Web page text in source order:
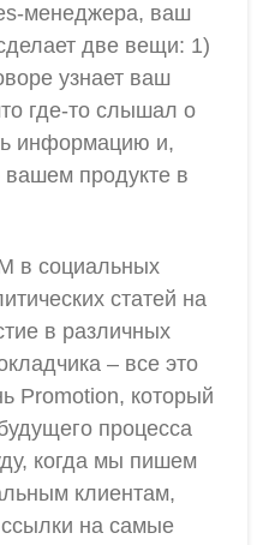
менеджера, ваш
две вещи: 1)
узнает ваш
где-то слышал о
информацию и,
продукте в
в социальных
статей на
в различных
– все это
Promotion, который
процесса
когда мы пишем
клиентам,
на самые